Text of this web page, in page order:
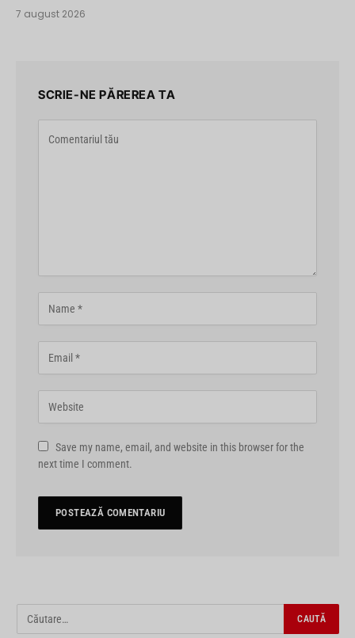
7 august 2026
SCRIE-NE PĂREREA TA
Save my name, email, and website in this browser for the
next time I comment.